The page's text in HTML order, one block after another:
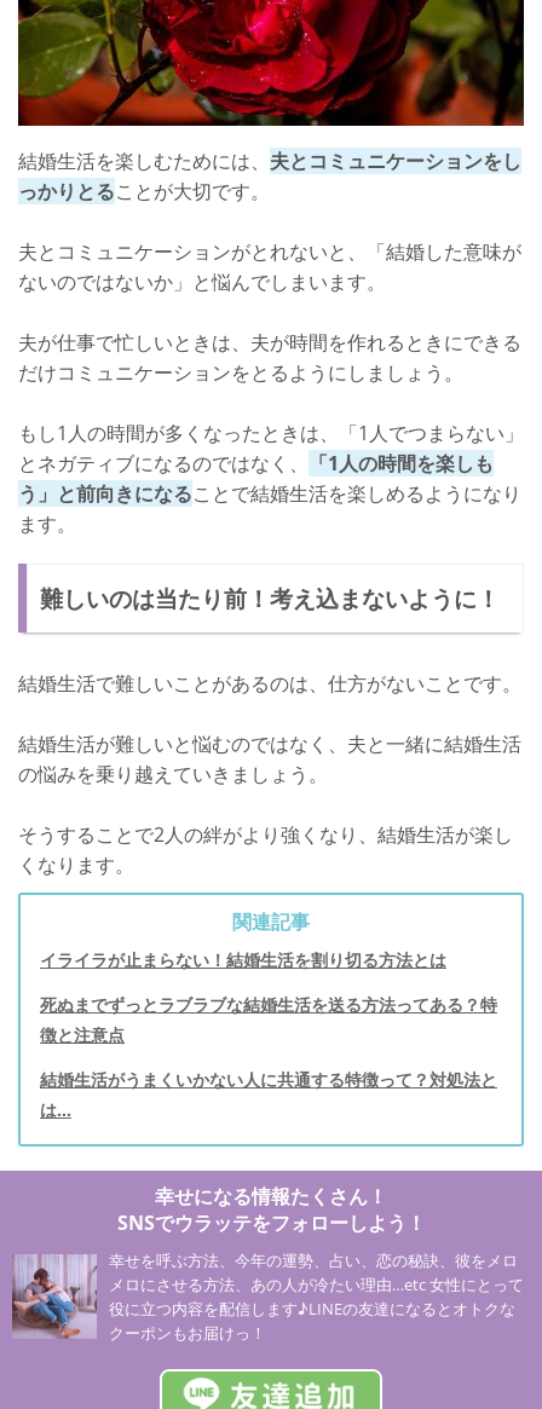
結婚生活を楽しむためには、 夫とコミュニケーションをし
っかりとることが大切です。
夫とコミュニケーションがとれないと、「結婚した意味が
ないのではないか」と悩んでしまいます。
夫が仕事で忙しいときは、夫が時間を作れるときにできる
だけコミュニケーションをとるようにしましょう。
もし1人の時間が多くなったときは、「1人でつまらない」
とネガティブになるのではなく、
「1人の時間を楽しも
う」と前向きになることで結婚生活を楽しめるようになり
ます。
難しいのは当たり前！考え込まないように！
結婚生活で難しいことがあるのは、仕方がないことです。
結婚生活が難しいと悩むのではなく、夫と一緒に結婚生活
の悩みを乗り越えていきましょう。
そうすることで2人の絆がより強くなり、結婚生活が楽し
くなります。
関連記事
イライラが止まらない！結婚生活を割り切る方法とは
死ぬまでずっとラブラブな結婚生活を送る方法ってある？特
徴と注意点
結婚生活がうまくいかない人に共通する特徴って？対処法と
は…
幸せになる情報たくさん！
SNSでウラッテをフォローしよう！
幸せを呼ぶ方法、今年の運勢、占い、恋の秘訣、彼をメロ
メロにさせる方法、あの人が冷たい理由…etc 女性にとって
役に立つ内容を配信します♪LINEの友達になるとオトクな
クーポンもお届けっ！